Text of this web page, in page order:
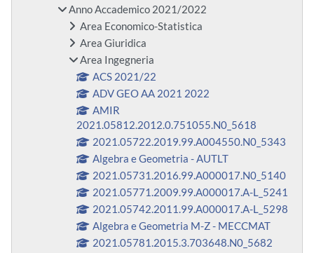
Anno Accademico 2021/2022
Area Economico-Statistica
Area Giuridica
Area Ingegneria
ACS 2021/22
ADV GEO AA 2021 2022
AMIR
2021.05812.2012.0.751055.N0_5618
2021.05722.2019.99.A004550.N0_5343
Algebra e Geometria - AUTLT
2021.05731.2016.99.A000017.N0_5140
2021.05771.2009.99.A000017.A-L_5241
2021.05742.2011.99.A000017.A-L_5298
Algebra e Geometria M-Z - MECCMAT
2021.05781.2015.3.703648.N0_5682